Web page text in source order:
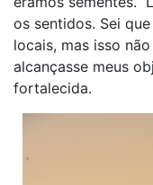
os sentidos. Sei
locais, mas isso
alcançasse meus
fortalecida.